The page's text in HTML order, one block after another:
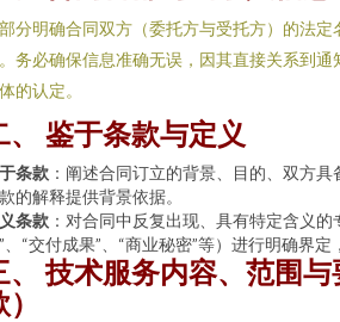
分明确合同双方（委托方与受托方）的法
务必确保信息准确无误，因其直接关系到
的认定。
、 鉴于条款与定义
条款 ：阐述合同订立的背景、目的、双方
的解释提供背景依据。
条款 ：对合同中反复出现、具有特定含义
、“交付成果”、“商业秘密”等）进行明确界定
、 技术服务内容、范围